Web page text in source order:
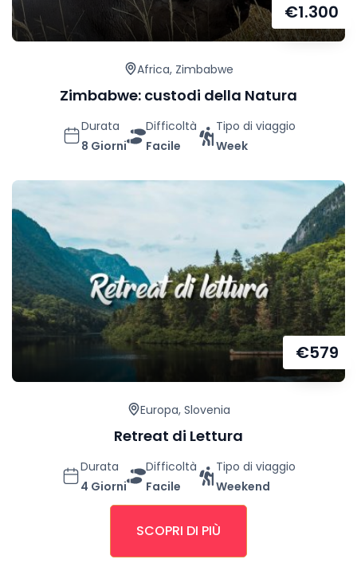
€1.300
Africa, Zimbabwe
Zimbabwe: custodi della Natura
Durata
8 Giorni
Difficoltà
Facile
Tipo di viaggio
Week
€579
Europa, Slovenia
Retreat di Lettura
Durata
4 Giorni
Difficoltà
Facile
Tipo di viaggio
Weekend
SCOPRI DI PIÙ